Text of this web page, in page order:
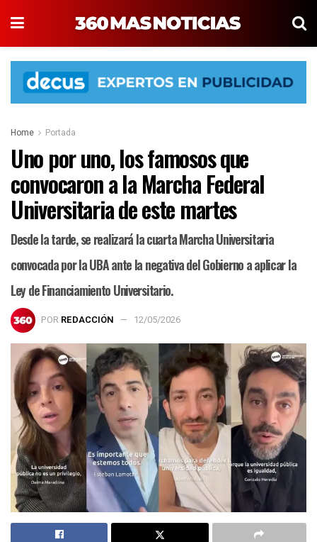
Home Portada
Uno por uno, los famosos que
convocaron a la Marcha Federal
Universitaria de este martes
Desde la tarde, se realizará la cuarta Marcha Universitaria
convocada por la UBA ante la negativa del Gobierno a aplicar la
Ley de Financiamiento Universitario.
POR REDACCIÓN 12/05/2026